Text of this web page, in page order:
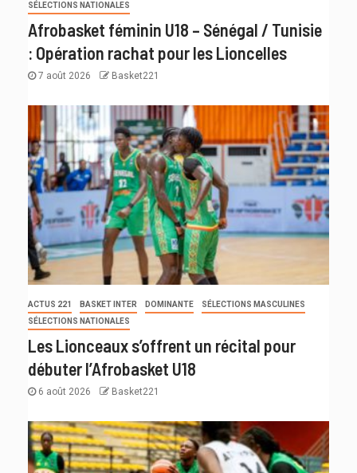
SÉLECTIONS NATIONALES
Afrobasket féminin U18 – Sénégal / Tunisie
: Opération rachat pour les Lioncelles
7 août 2026 Basket221
ACTUS 221 BASKET INTER DOMINANTE
SÉLECTIONS MASCULINES
SÉLECTIONS NATIONALES
Les Lionceaux s’offrent un récital pour
débuter l’Afrobasket U18
6 août 2026 Basket221